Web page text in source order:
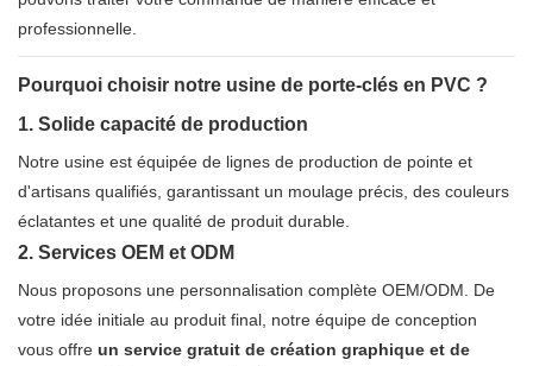
professionnelle.
Pourquoi choisir notre usine de porte-clés en PVC ?
1. Solide capacité de production
Notre usine est équipée de lignes de production de pointe et
d'artisans qualifiés, garantissant un moulage précis, des couleurs
éclatantes et une qualité de produit durable.
2. Services OEM et ODM
Nous proposons une personnalisation complète OEM/ODM. De
votre idée initiale au produit final, notre équipe de conception
vous offre un service gratuit de création graphique et de